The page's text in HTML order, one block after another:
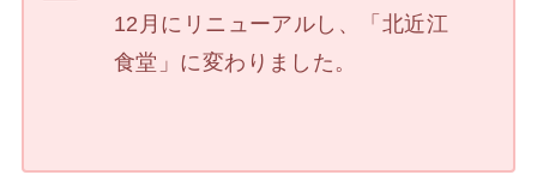
12月にリニューアルし、「北近江
食堂」に変わりました。